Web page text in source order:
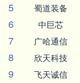
5 蜀道装备
6 中巨芯
7 广哈通信
8 欣天科技
9 飞天诚信